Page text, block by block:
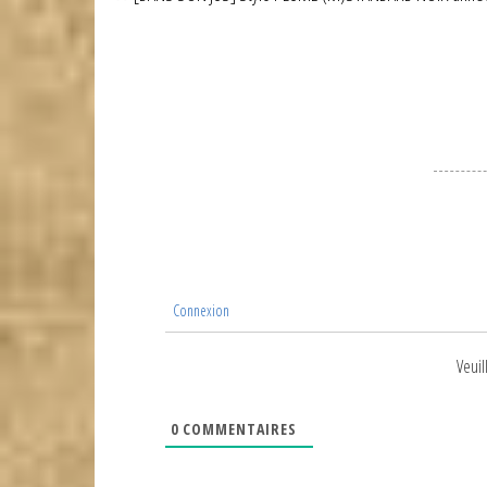
de
Connexion
0COMMENTAIRES